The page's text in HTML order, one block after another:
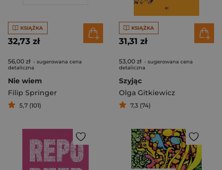
KSIĄŻKA
32,73 zł
56,00 zł - sugerowana cena
detaliczna
Nie wiem
Filip Springer
5,7 (101)
KSIĄŻKA
31,31 zł
53,00 zł - sugerowana cena
detaliczna
Szyjąc
Olga Gitkiewicz
7,3 (74)